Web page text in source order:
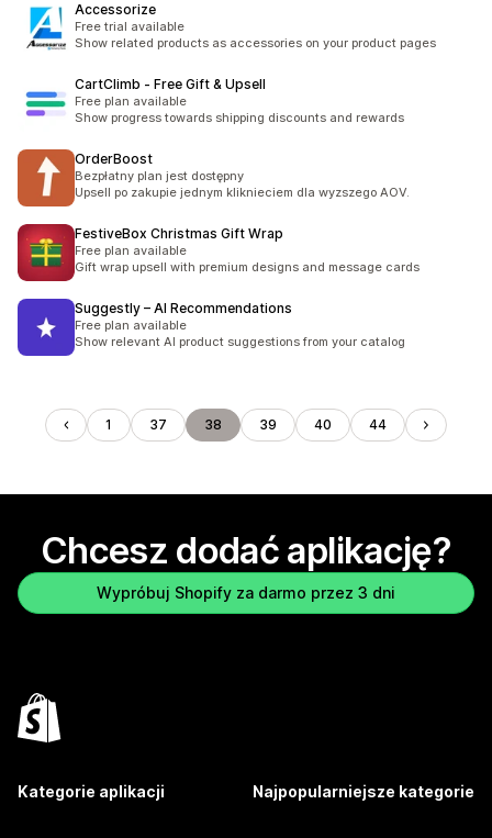
Accessorize
Free trial available
Show related products as accessories on your product pages
CartClimb ‑ Free Gift & Upsell
Free plan available
Show progress towards shipping discounts and rewards
OrderBoost
Bezpłatny plan jest dostępny
Upsell po zakupie jednym kliknieciem dla wyzszego AOV.
FestiveBox Christmas Gift Wrap
Free plan available
Gift wrap upsell with premium designs and message cards
Suggestly – AI Recommendations
Free plan available
Show relevant AI product suggestions from your catalog
1 37 38 39 40 44
Chcesz dodać aplikację?
Wypróbuj Shopify za darmo przez 3 dni
Kategorie aplikacji Najpopularniejsze kategorie